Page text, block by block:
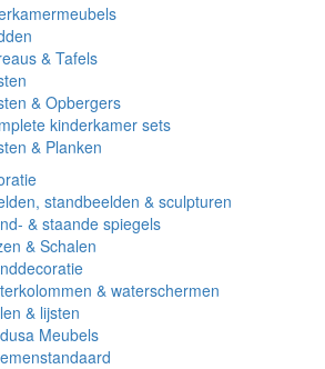
& Tafels
& Opbergers
kinderkamer sets
& Planken
standbeelden & sculpturen
& staande spiegels
& Schalen
& waterschermen
& lijsten
Meubels